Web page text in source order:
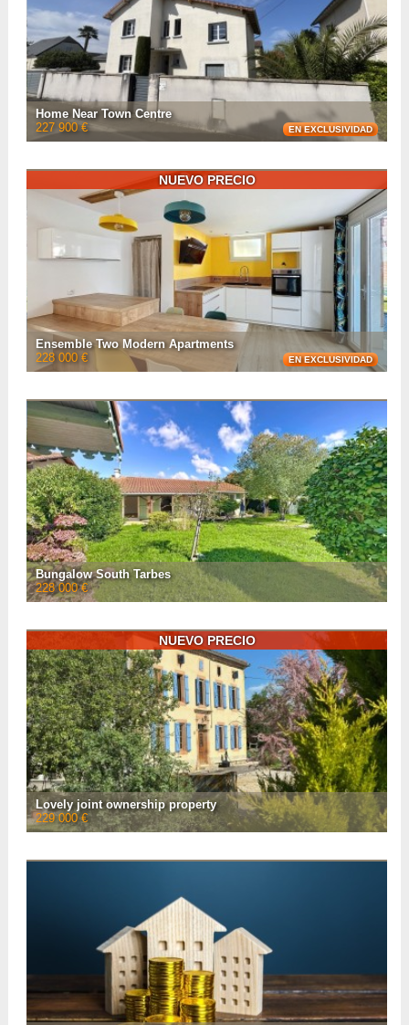
VER LA FICHA CON 20FOTOS
Home Near Town Centre
EN EXCLUSIVIDAD
227 900 €
and a fenced plot of 440m².
4
• Número de habitaciones :
• Número de habitaciones :
• Espacio habitable :
440 m²
• Superficie del terreno :
AF26716
• Referencia :
VER LA FICHA CON FOTOS
NUEVO PRECIO
Ensemble Two Modern Apartments
EN EXCLUSIVIDAD
228 000 €
living areas with open f ...
• Número de habitaciones :
• Número de habitaciones :
129 m²
• Espacio habitable :
550 m²
• Superficie del terreno :
AF26646
• Referencia :
VER LA FICHA CON9FOTOS
Bungalow South Tarbes
228 000 €
volumes with natural light an ...
5
• Número de habitaciones :
3
• Número de habitaciones :
90 m²
• Espacio habitable :
500 m²
• Superficie del terreno :
AF26959
• Referencia :
VER LA FICHA CON12FOTOS
NUEVO PRECIO
Lovely joint ownership property
229 000 €
hecatres of land that is c ...
VER LA FICHA CON33FOTOS